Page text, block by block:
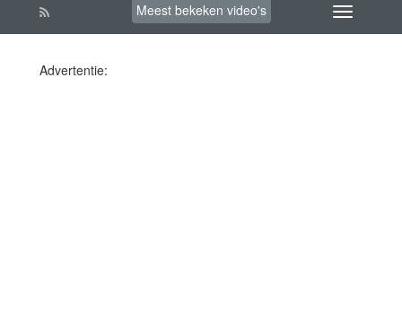
Meest bekeken video's
Advertentie: